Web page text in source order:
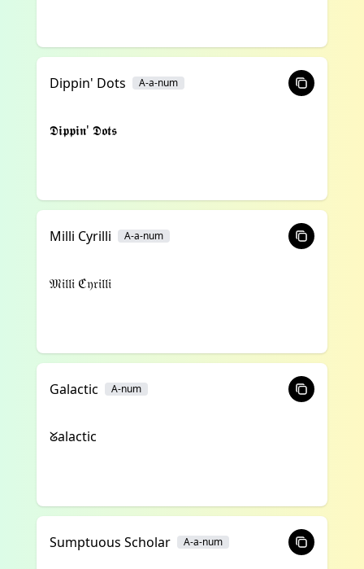
Dippin' Dots A-a-num
𝕯𝖎𝖕𝖕𝖎𝖓' 𝕯𝖔𝖙𝖘
Milli Cyrilli A-a-num
𝔐𝔦𝔩𝔩𝔦 ℭ𝔶𝔯𝔦𝔩𝔩𝔦
Galactic A-num
ᘜalactic
Sumptuous Scholar A-a-num